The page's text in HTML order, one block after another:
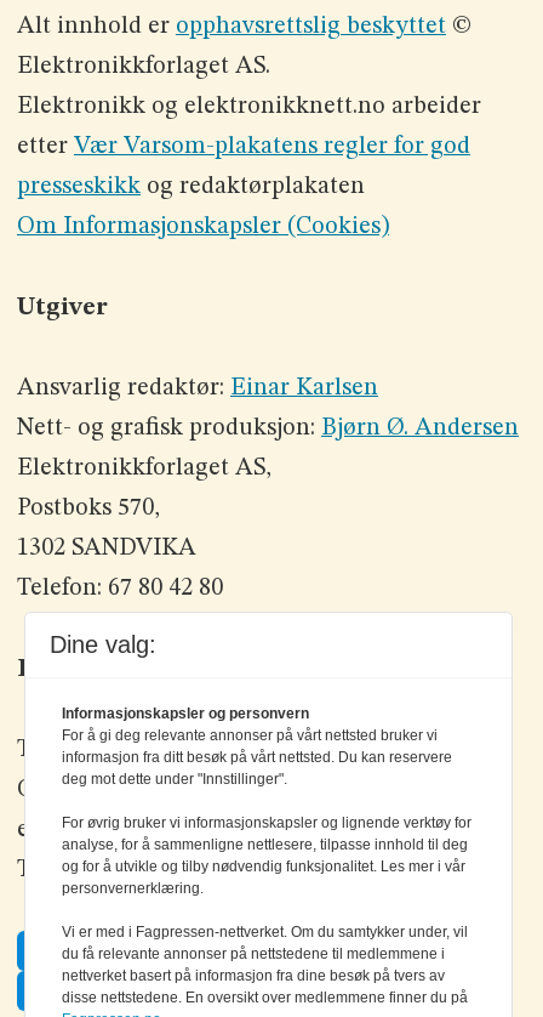
Alt innhold er opphavsrettslig beskyttet©
Elektronikkforlaget AS.
Elektronikk og elektronikknett.no arbeider
etter Vær Varsom-plakatens regler for god
presseskikkog redaktørplakaten
Om Informasjonskapsler (Cookies)
Utgiver
Ansvarlig redaktør: Einar Karlsen
Nett- og grafisk produksjon: Bjørn Ø. Andersen
Elektronikkforlaget AS,
Postboks 570,
1302 SANDVIKA
Telefon: 67 80 42 80
Kontakt oss
Tlf: +47 67 80 42 80
Olav Brunborgs vei 6, 1396 Billingstad
epost: elektronikk@elektronikkforlaget.no
Tips oss:tips@elektronikkforlaget.no
Facebook
Twitter
Dine valg:
Informasjonskapsler og personvern
For å gi deg relevante annonser på vårt nettsted bruker vi
informasjon fra ditt besøk på vårt nettsted. Du kan reservere
deg mot dette under "Innstillinger".
For øvrig bruker vi informasjonskapsler og lignende verktøy for
analyse, for å sammenligne nettlesere, tilpasse innhold til deg
og for å utvikle og tilby nødvendig funksjonalitet. Les mer i vår
personvernerklæring.
Vi er med i Fagpressen-nettverket. Om du samtykker under, vil
du få relevante annonser på nettstedene til medlemmene i
nettverket basert på informasjon fra dine besøk på tvers av
disse nettstedene. En oversikt over medlemmene finner du på